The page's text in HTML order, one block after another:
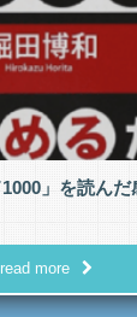
1000」を読ん
read more